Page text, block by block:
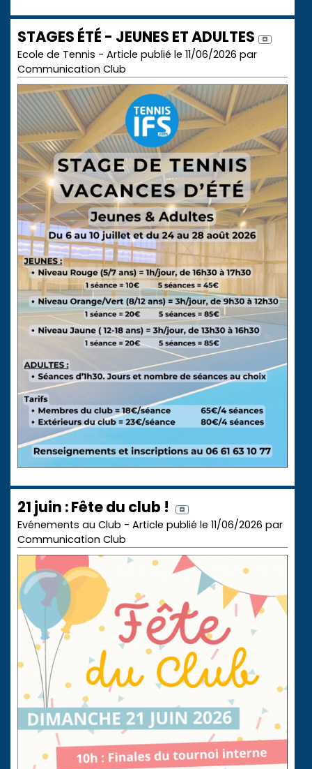
STAGES ÉTÉ - JEUNES ET ADULTES
Ecole de Tennis - Article publié le 11/06/2026 par
Communication Club
21 juin : Fête du club !
Evénements au Club - Article publié le 11/06/2026 par
Communication Club